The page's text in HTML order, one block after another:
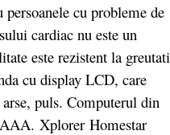
cu probleme de
cardiac nu este un
este rezistent la greutati
cu display LCD, care
puls. Computerul din
AAA. Xplorer Homestar